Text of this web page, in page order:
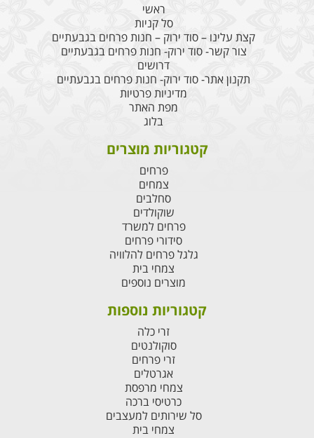
ראשי
סל קניות
קצת עלינו – סוד ירוק – חנות פרחים בגבעתיים
צור קשר- סוד ירוק- חנות פרחים בגבעתיים
דרושים
תקנון אתר- סוד ירוק- חנות פרחים בגבעתיים
מדיניות פרטיות
מפת האתר
בלוג
קטגוריות מוצרים
פרחים
צמחים
סחלבים
שוקולדים
פרחים למשרד
סידורי פרחים
גלגל פרחים להלוויה
צמחי בית
מוצרים נוספים
קטגוריות נוספות
זרי כלה
סוקולנטים
זרי פרחים
אגרטלים
צמחי מרפסת
כרטיסי ברכה
סל שירותים למעצבים
צמחי בית